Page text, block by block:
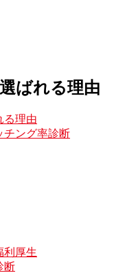
ばれる理由
る理由
チング率診断
利厚生
断